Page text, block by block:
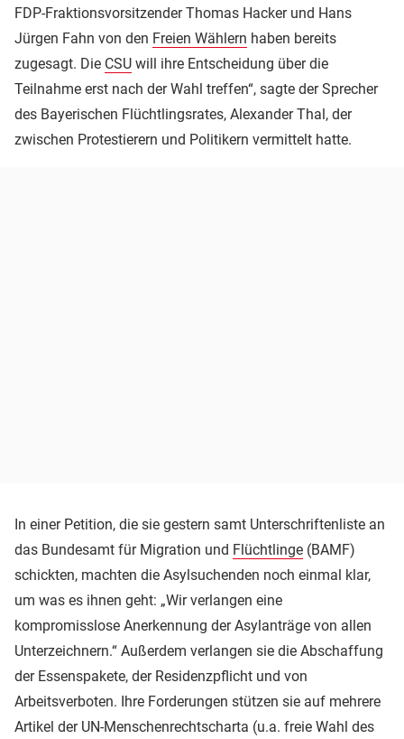
FDP-Fraktionsvorsitzender Thomas Hacker und Hans
Jürgen Fahn von den Freien Wählern haben bereits
zugesagt. Die CSU will ihre Entscheidung über die
Teilnahme erst nach der Wahl treffen“, sagte der Sprecher
des Bayerischen Flüchtlingsrates, Alexander Thal, der
zwischen Protestierern und Politikern vermittelt hatte.
In einer Petition, die sie gestern samt Unterschriftenliste an
das Bundesamt für Migration und Flüchtlinge (BAMF)
schickten, machten die Asylsuchenden noch einmal klar,
um was es ihnen geht: „Wir verlangen eine
kompromisslose Anerkennung der Asylanträge von allen
Unterzeichnern.“ Außerdem verlangen sie die Abschaffung
der Essenspakete, der Residenzpflicht und von
Arbeitsverboten. Ihre Forderungen stützen sie auf mehrere
Artikel der UN-Menschenrechtscharta (u.a. freie Wahl des